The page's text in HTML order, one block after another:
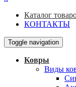
Каталог
КОНТАКТЫ
Toggle navigation
Ковры
Виды